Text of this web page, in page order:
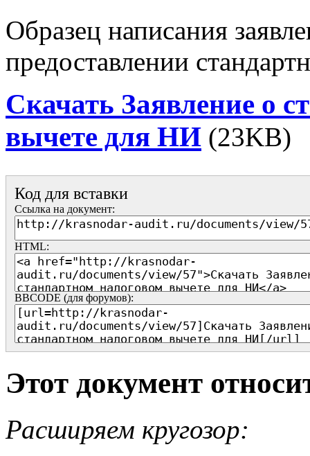
Образец написания
предоставлении
Скачать Заявление о
вычете для НИ (23KB)
Код для вставки
Ссылка на документ:
HTML:
BBCODE (для форумов):
Этот документ
Расширяем кругозор: